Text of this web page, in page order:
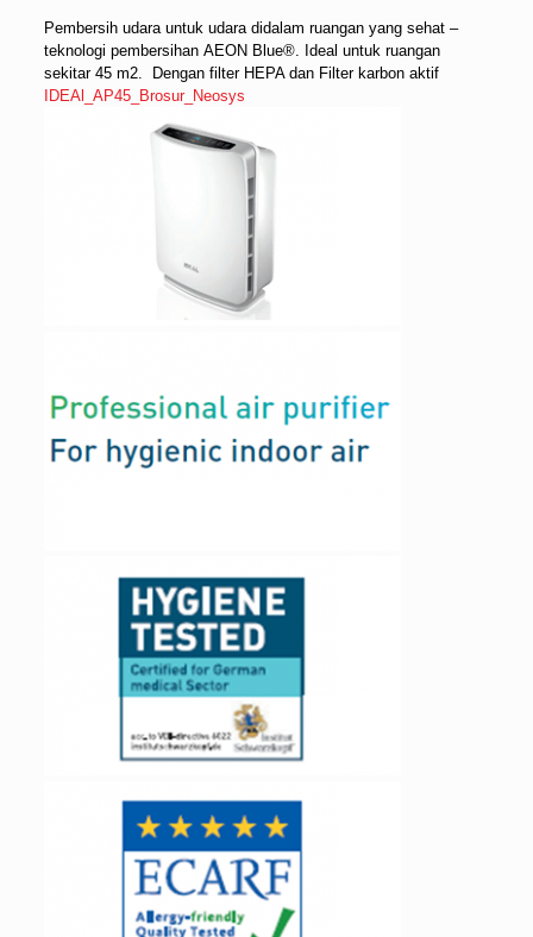
Pembersih udara untuk udara didalam ruangan yang sehat –
teknologi pembersihan AEON Blue®. Ideal untuk ruangan
sekitar 45 m2. Dengan filter HEPA dan Filter karbon aktif
IDEAl_AP45_Brosur_Neosys